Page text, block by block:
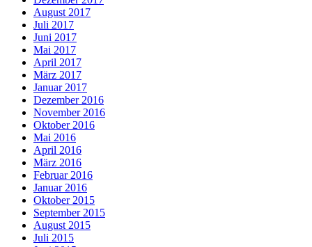
August 2017
Juli 2017
Juni 2017
Mai 2017
April 2017
März 2017
Januar 2017
Dezember 2016
November 2016
Oktober 2016
Mai 2016
April 2016
März 2016
Februar 2016
Januar 2016
Oktober 2015
September 2015
August 2015
Juli 2015